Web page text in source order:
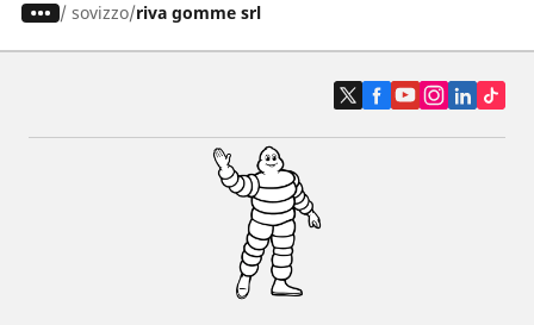
/ sovizzo riva gomme srl